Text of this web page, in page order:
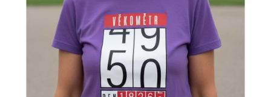
MÁM SRDCE POMÁHÁM
PROVIZNÍ SYSTÉM